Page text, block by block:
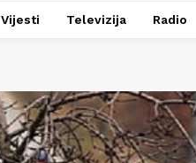
Vijesti Televizija Radio